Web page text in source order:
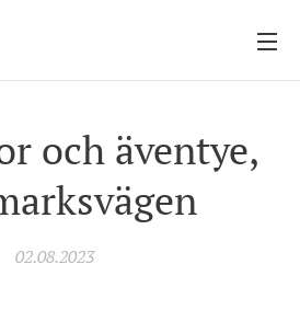
och äventye,
02.08.2023